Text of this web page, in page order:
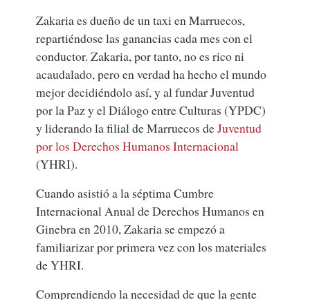
Zakaria es dueño de un taxi en Marruecos,
repartiéndose las ganancias cada mes con el
conductor. Zakaria, por tanto, no es rico ni
acaudalado, pero en verdad ha hecho el mundo
mejor decidiéndolo así, y al fundarJuventud
por la Paz y el Diálogo entre Culturas (YPDC)
y liderando la filial de Marruecos deJuventud
por los Derechos Humanos Internacional
(YHRI).
Cuando asistió a la séptimaCumbre
Internacional Anual de Derechos Humanos en
Ginebraen 2010, Zakaria se empezó a
familiarizar por primera vez con los materiales
de YHRI.
Comprendiendo la necesidad de que la gente